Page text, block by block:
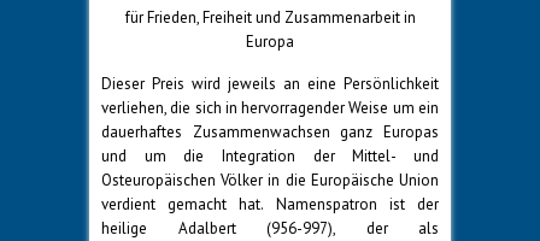
für Frieden, Freiheit und Zusammenarbeit in
Europa
Dieser Preis wird jeweils an eine Persönlichkeit
verliehen, die sich in hervorragender Weise um ein
dauerhaftes Zusammenwachsen ganz Europas
und um die Integration der Mittel- und
Osteuropäischen Völker in die Europäische Union
verdient gemacht hat. Namenspatron ist der
heilige Adalbert (956-997), der als